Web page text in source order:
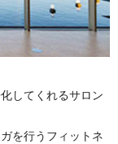
してくれるサロン
を行うフィットネ